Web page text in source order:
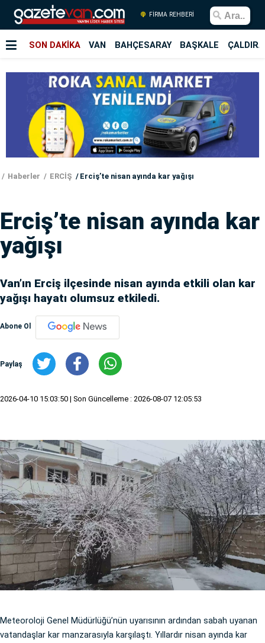
FİRMA REHBERİ
SON DAKİKA VAN BAHÇESARAY BAŞKALE
Haberler ERCİŞ Erciş’te nisan ayında kar yağışı
Erciş’te nisan ayında kar
yağışı
Van’ın Erciş ilçesinde nisan ayında etkili olan kar
yağışı hayatı olumsuz etkiledi.
Abone Ol
Paylaş
2026-04-10 15:03:50 | Son Güncelleme : 2026-08-07 12:05:53
Meteoroloji Genel Müdürlüğü’nün uyarısının ardından sabah uyanan
vatandaşlar kar manzarasıyla karşılaştı. Yıllardır nisan ayında kar